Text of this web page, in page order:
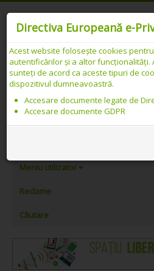
Catalog web SEO
Detalii
Meniu utilizator
Reclame
Căutare
Directiva Europeană e-
Acest website folosește cookies
autentificărilor și a altor funcționalități.
sunteți de acord ca aceste tipuri de
dispozitivul dumneavoastră.
Accesare documente legate de
Accesare documente GDPR